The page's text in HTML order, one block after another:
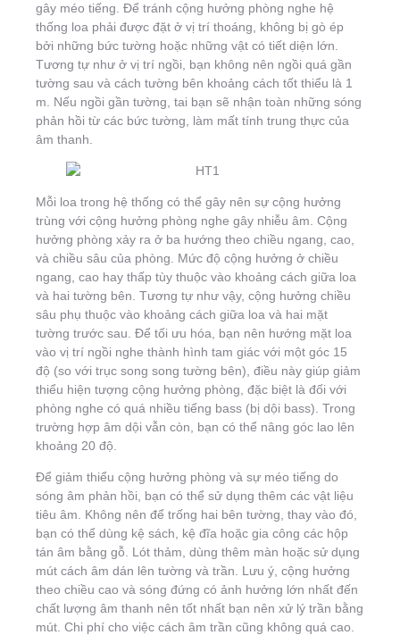
gây méo tiếng. Để tránh cộng hưởng phòng nghe hệ
thống loa phải được đặt ở vị trí thoáng, không bị gò ép
bởi những bức tường hoặc những vật có tiết diện lớn.
Tương tự như ở vị trí ngồi, bạn không nên ngồi quá gần
tường sau và cách tường bên khoảng cách tốt thiểu là 1
m. Nếu ngồi gần tường, tai bạn sẽ nhận toàn những sóng
phản hồi từ các bức tường, làm mất tính trung thực của
âm thanh.
Mỗi loa trong hệ thống có thể gây nên sự cộng hưởng
trùng với cộng hưởng phòng nghe gây nhiễu âm. Cộng
hưởng phòng xảy ra ở ba hướng theo chiều ngang, cao,
và chiều sâu của phòng. Mức độ cộng hưởng ở chiều
ngang, cao hay thấp tùy thuộc vào khoảng cách giữa loa
và hai tường bên. Tương tự như vậy, cộng hưởng chiều
sâu phụ thuộc vào khoảng cách giữa loa và hai mặt
tường trước sau. Để tối ưu hóa, bạn nên hướng mặt loa
vào vị trí ngồi nghe thành hình tam giác với một góc 15
độ (so với trục song song tường bên), điều này giúp giảm
thiểu hiện tượng cộng hưởng phòng, đặc biệt là đối với
phòng nghe có quá nhiều tiếng bass (bị dội bass). Trong
trường hợp âm dội vẫn còn, bạn có thể nâng góc lao lên
khoảng 20 độ.
Để giảm thiểu cộng hưởng phòng và sự méo tiếng do
sóng âm phản hồi, bạn có thể sử dụng thêm các vật liệu
tiêu âm. Không nên để trống hai bên tường, thay vào đó,
bạn có thể dùng kệ sách, kệ đĩa hoặc gia công các hộp
tán âm bằng gỗ. Lót thảm, dùng thêm màn hoặc sử dụng
mút cách âm dán lên tường và trần. Lưu ý, cộng hưởng
theo chiều cao và sóng đứng có ảnh hưởng lớn nhất đến
chất lượng âm thanh nên tốt nhất bạn nên xử lý trần bằng
mút. Chi phí cho việc cách âm trần cũng không quá cao.